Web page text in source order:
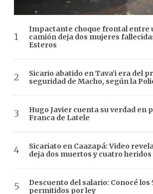
Impactante choque frontal entre
camión deja dos mujeres
Esteros
Sicario abatido en Tava’i era del
seguridad de Macho, según la
Hugo Javier cuenta su verdad en
Franca de Latele
Sicariato en Caazapá: Video
deja dos muertos y cuatro heridos
Descuento del salario: Conocé los
permitidos por ley